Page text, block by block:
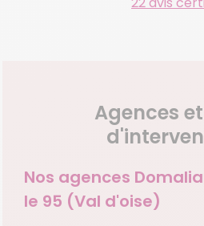
Agences
Nos agences
le 95 (Val d'oise)